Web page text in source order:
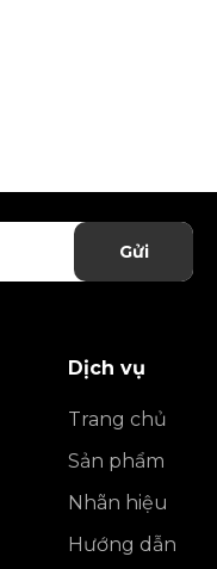
Gửi
Dịch vụ
Trang chủ
Sản phẩm
Nhãn hiệu
Hướng dẫn